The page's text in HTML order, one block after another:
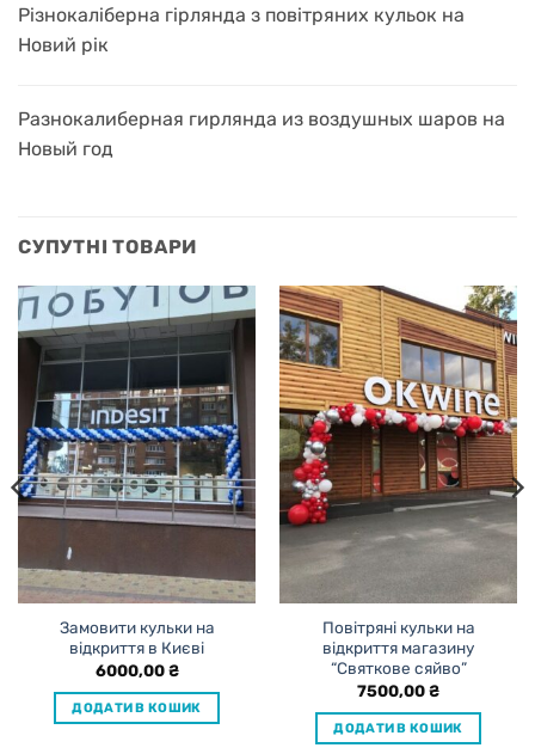
Різнокаліберна гірлянда з повітряних кульок на
Новий рік
Разнокалиберная гирлянда из воздушных шаров на
Новый год
СУПУТНІ ТОВАРИ
Замовити кульки на
відкриття в Києві
6000,00₴
ДОДАТИ В КОШИК
Повітряні кульки на
відкриття магазину
“Святкове сяйво”
7500,00₴
ДОДАТИ В КОШИК